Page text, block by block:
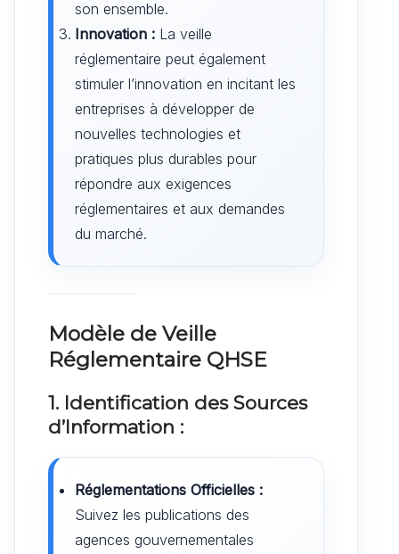
son ensemble.
Innovation : La veille
réglementaire peut également
stimuler l’innovation en incitant les
entreprises à développer de
nouvelles technologies et
pratiques plus durables pour
répondre aux exigences
réglementaires et aux demandes
du marché.
Modèle de Veille
Réglementaire QHSE
1. Identification des Sources
d’Information :
Réglementations Officielles :
Suivez les publications des
agences gouvernementales